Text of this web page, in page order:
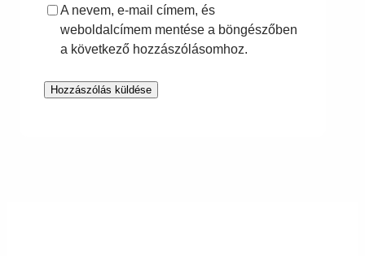
A nevem, e-mail címem, és
weboldalcímem mentése a böngészőben
a következő hozzászólásomhoz.